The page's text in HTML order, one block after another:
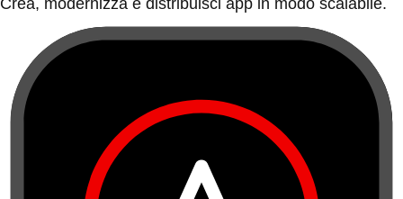
Crea, modernizza e distribuisci app in modo scalabile.